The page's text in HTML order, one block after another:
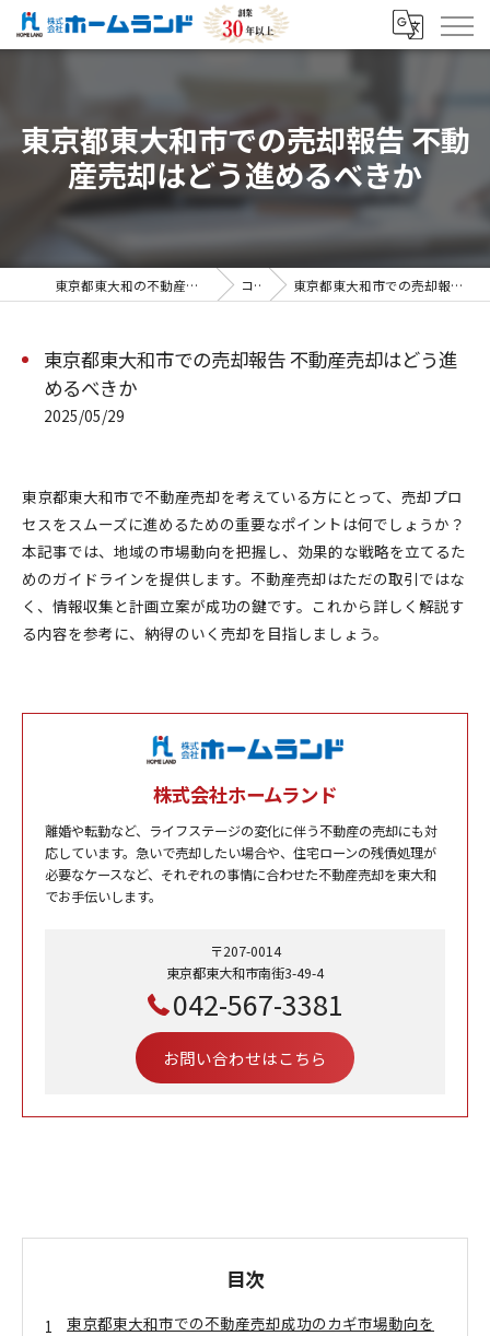
東京都東大和市での売却報告 不動
産売却はどう進めるべきか
東京都東大和の不動産売却なら株式会社ホームランド コラム 東京都東大和市での売却報告 不動産売却はどう進めるべきか
東京都東大和市での売却報告 不動産売却はどう進
めるべきか
2025/05/29
東京都東大和市で不動産売却を考えている方にとって、売却プロ
セスをスムーズに進めるための重要なポイントは何でしょうか？
本記事では、地域の市場動向を把握し、効果的な戦略を立てるた
めのガイドラインを提供します。不動産売却はただの取引ではな
く、情報収集と計画立案が成功の鍵です。これから詳しく解説す
る内容を参考に、納得のいく売却を目指しましょう。
株式会社ホームランド
離婚や転勤など、ライフステージの変化に伴う不動産の売却にも対
応しています。急いで売却したい場合や、住宅ローンの残債処理が
必要なケースなど、それぞれの事情に合わせた不動産売却を東大和
でお手伝いします。
〒207-0014
東京都東大和市南街3-49-4
042-567-3381
お問い合わせはこちら
目次
東京都東大和市での不動産売却成功のカギ市場動向を